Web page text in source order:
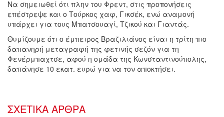
Να σημειωθεί ότι πλην του Φρεντ, στις προπονήσεις
επέστρεψε και ο Τούρκος χαφ, Γικσέκ, ενώ αναμονή
υπάρχει για τους Μπατσουαγί, Τζικού και Γιαντάς.
Θυμίζουμε ότι ο έμπειρος Βραζιλιάνος είναι η τρίτη πιο
δαπανηρή μεταγραφή της φετινής σεζόν για τη
Φενέρμπαχτσε, αφού η ομάδα της Κωνσταντινούπολης,
δαπάνησε 10 εκατ. ευρώ για να τον αποκτήσει.
ΣΧΕΤΙΚΑ ΑΡΘΡΑ